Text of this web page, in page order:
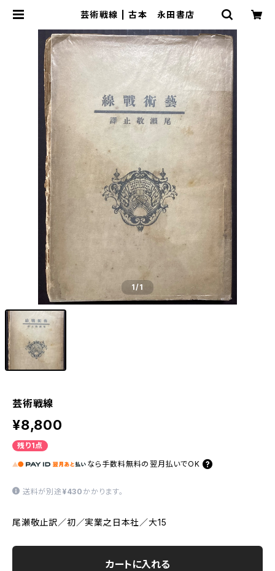
芸術戦線 | 古本 永田書店
1/1
芸術戦線
¥8,800
残り1点
なら 手数料無料の 翌月払いでOK
送料が別途 ¥430 かかります。
尾瀬敬止訳／初／実業之日本社／大15
カートに入れる